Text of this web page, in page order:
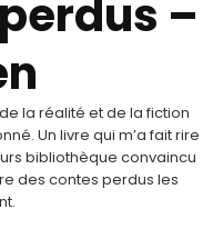
–
la réalité et de la fiction
Un livre qui m’a fait rire
bibliothèque convaincu
des contes perdus les